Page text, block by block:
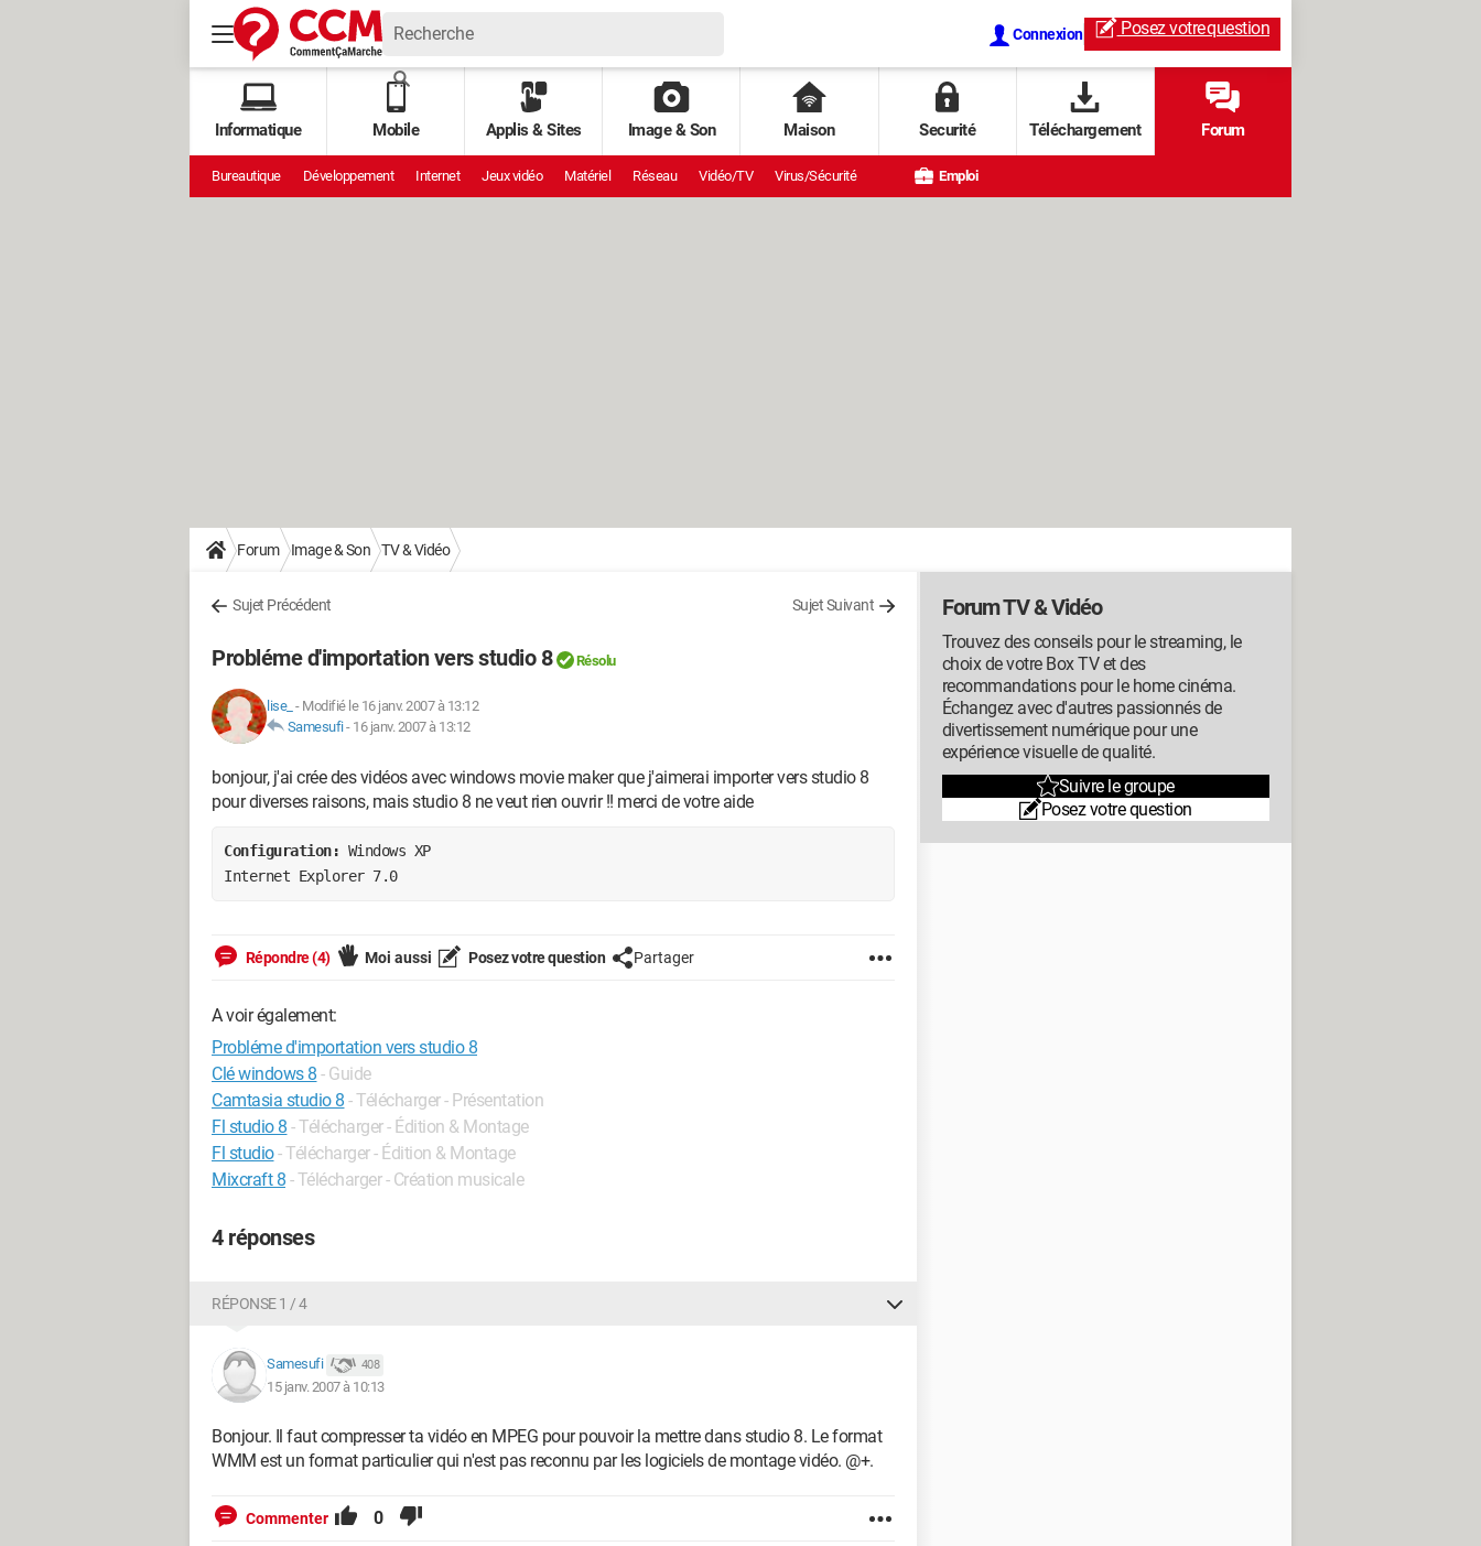
Connexion Posez votrequestion
Informatique Mobile Applis & Sites Image & Son Maison Securité Téléchargement Forum
Bureautique Développement Internet Jeux vidéo Matériel Réseau Vidéo/TV Virus/Sécurité Emploi
Forum Image & Son TV & Vidéo
Sujet Précédent Sujet Suivant
Probléme d'importation vers studio 8 Résolu
lise_ - Modifié le 16 janv. 2007 à 13:12
Samesufi- 16 janv. 2007 à 13:12
bonjour, j'ai crée des vidéos avec windows movie maker que j'aimerai importer vers studio 8
pour diverses raisons, mais studio 8 ne veut rien ouvrir !! merci de votre aide
Configuration: Windows XP
Internet Explorer 7.0
Répondre (4) Moi aussi Posez votre question Partager
A voir également:
Probléme d'importation vers studio 8
Clé windows 8 - Guide
Camtasia studio 8 - Télécharger - Présentation
Fl studio 8 - Télécharger - Édition & Montage
Fl studio- Télécharger - Édition & Montage
Mixcraft 8 - Télécharger - Création musicale
4 réponses
RÉPONSE 1 / 4
Samesufi 408
15 janv. 2007 à 10:13
Bonjour. Il faut compresser ta vidéo en MPEG pour pouvoir la mettre dans studio 8. Le format
WMM est un format particulier qui n'est pas reconnu par les logiciels de montage vidéo. @+.
Commenter 0
Forum TV & Vidéo
Trouvez des conseils pour le streaming, le
choix de votre Box TV et des
recommandations pour le home cinéma.
Échangez avec d'autres passionnés de
divertissement numérique pour une
expérience visuelle de qualité.
Suivre le groupe
Posez votre question